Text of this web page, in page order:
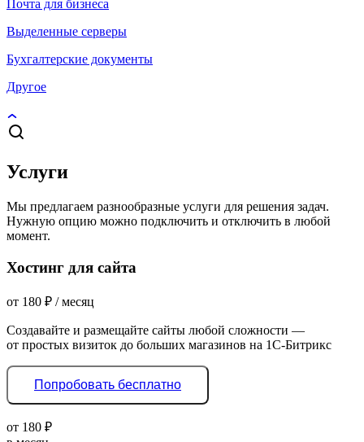
Почта для бизнеса
Выделенные серверы
Бухгалтерские документы
Другое
Услуги
Мы предлагаем разнообразные услуги для решения задач.
Нужную опцию можно подключить и отключить в любой
момент.
Хостинг для сайта
от 180 ₽ / месяц
Создавайте и размещайте сайты любой сложности —
от простых визиток до больших магазинов на 1С-Битрикс
Попробовать бесплатно
от 180 ₽